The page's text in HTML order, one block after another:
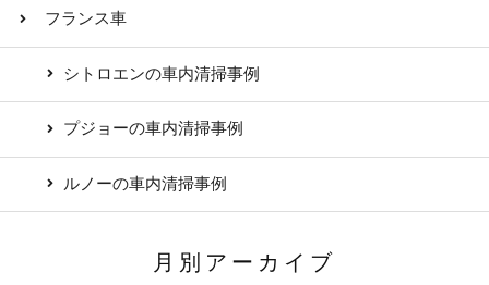
フランス車
シトロエンの車内清掃事例
プジョーの車内清掃事例
ルノーの車内清掃事例
月別アーカイブ